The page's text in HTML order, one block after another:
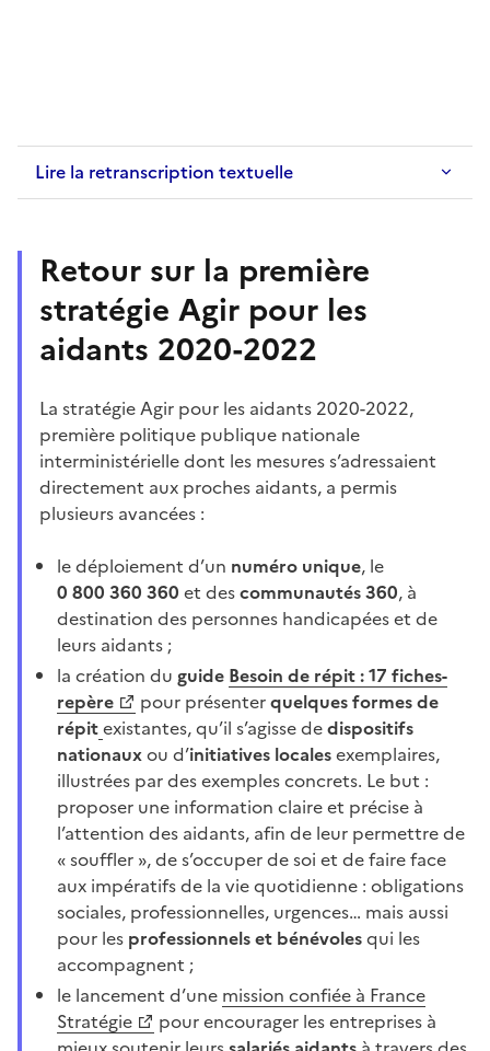
Lire la retranscription textuelle
Retour sur la première
stratégie Agir pour les
aidants 2020-2022
La stratégie Agir pour les aidants 2020-2022,
première politique publique nationale
interministérielle dont les mesures s’adressaient
directement aux proches aidants, a permis
plusieurs avancées :
le déploiement d’un numéro unique, le
0 800 360 360 et descommunautés360, à
destination des personnes handicapées et de
leurs aidants ;
la création du guide Besoin de répit : 17 fiches-
repère
pour présenterquelques formes de
répitexistantes, qu’il s’agisse dedispositifs
nationauxou d’initiatives localesexemplaires,
illustrées par des exemples concrets. Le but :
proposer une information claire et précise à
l’attention des aidants, afin de leur permettre de
«souffler », de s’occuper de soi et de faire face
aux impératifs de la vie quotidienne : obligations
sociales, professionnelles, urgences… mais aussi
pour les professionnels et bénévolesqui les
accompagnent ;
le lancement d’une mission confiée à France
Stratégie
pour encourager les entreprises à